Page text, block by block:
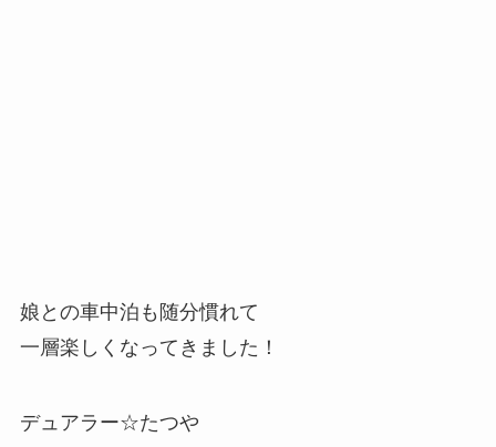
娘との車中泊も随分慣れて
一層楽しくなってきました！
デュアラー☆たつや